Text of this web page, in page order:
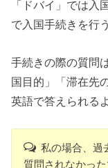
「ドバイ」では入
で入国手続きを行
手続きの際の質問
国目的」「滞在先
英語で答えられる
私の場合、過
質問されなかっ